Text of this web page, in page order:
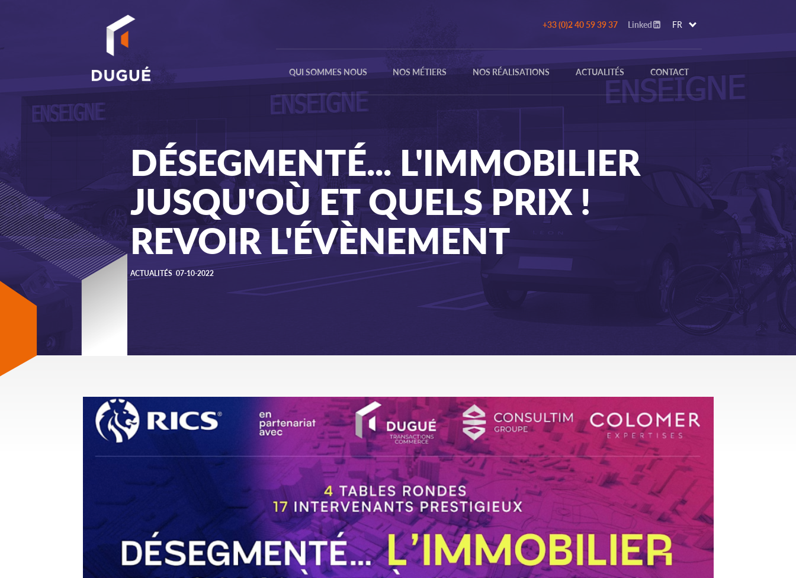
FR
+33 (0)2 40 59 39 37 Linked
QUI SOMMES NOUS
NOTRE HISTOIRE
NOTRE ÉQUIPE
NOS
RÉFÉRENCES
NOS MÉTIERS NOS RÉALISATIONS ACTUALITÉS CONTACT
DÉSEGMENTÉ... L'IMMOBILIER
JUSQU'OÙ ET QUELS PRIX !
REVOIR L'ÉVÈNEMENT
ACTUALITÉS07-10-2022